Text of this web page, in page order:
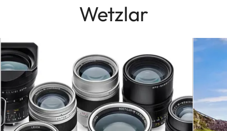
Wetzlar